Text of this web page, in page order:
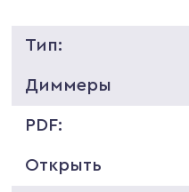
Тип:
Диммеры
PDF:
Открыть